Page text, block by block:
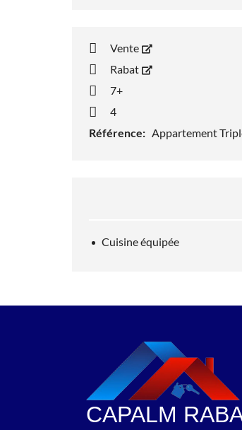
Vente
Rabat
7+
4
Référence: Appartement
Cuisine équipée